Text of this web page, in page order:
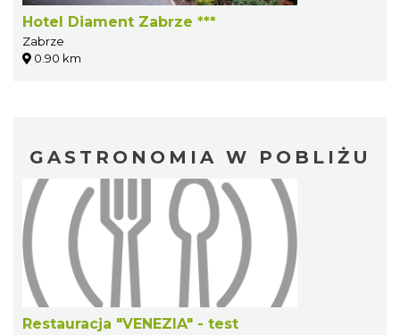
Hotel Diament Zabrze ***
Zabrze
0.90 km
GASTRONOMIA W POBLIŻU
Restauracja "VENEZIA" - test